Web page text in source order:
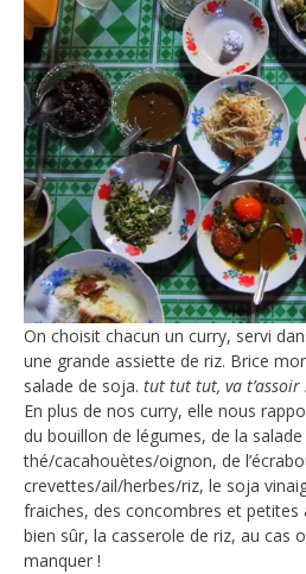
On choisit chacun un curry, servi
une grande assiette de riz. Brice
salade de soja. tut tut tut, va t’assoir
En plus de nos curry, elle nous
du bouillon de légumes, de la
thé/cacahouètes/oignon, de
crevettes/ail/herbes/riz, le soja
fraiches, des concombres et
bien sûr, la casserole de riz, au cas
manquer !